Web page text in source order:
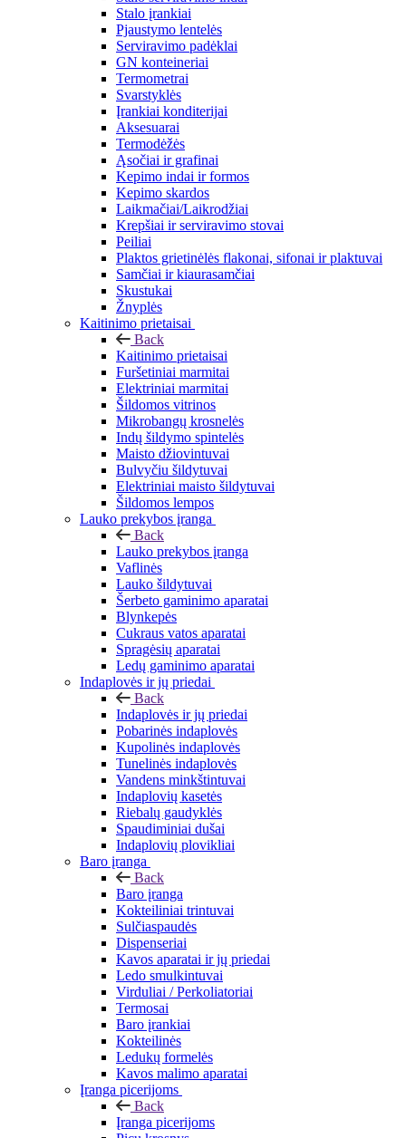
Stalo įrankiai
Pjaustymo lentelės
Serviravimo padėklai
GN konteineriai
Termometrai
Svarstyklės
Įrankiai konditerijai
Aksesuarai
Termodėžės
Ąsočiai ir grafinai
Kepimo indai ir formos
Kepimo skardos
Laikmačiai/Laikrodžiai
Krepšiai ir serviravimo stovai
Peiliai
Plaktos grietinėlės flakonai, sifonai ir plaktuvai
Samčiai ir kiaurasamčiai
Skustukai
Žnyplės
Kaitinimo prietaisai
Back
Kaitinimo prietaisai
Furšetiniai marmitai
Elektriniai marmitai
Šildomos vitrinos
Mikrobangų krosnelės
Indų šildymo spintelės
Maisto džiovintuvai
Bulvyčiu šildytuvai
Elektriniai maisto šildytuvai
Šildomos lempos
Lauko prekybos įranga
Back
Lauko prekybos įranga
Vaflinės
Lauko šildytuvai
Šerbeto gaminimo aparatai
Blynkepės
Cukraus vatos aparatai
Spragėsių aparatai
Ledų gaminimo aparatai
Indaplovės ir jų priedai
Back
Indaplovės ir jų priedai
Pobarinės indaplovės
Kupolinės indaplovės
Tunelinės indaplovės
Vandens minkštintuvai
Indaplovių kasetės
Riebalų gaudyklės
Spaudiminiai dušai
Indaplovių plovikliai
Baro įranga
Back
Baro įranga
Kokteiliniai trintuvai
Sulčiaspaudės
Dispenseriai
Kavos aparatai ir jų priedai
Ledo smulkintuvai
Virduliai / Perkoliatoriai
Termosai
Baro įrankiai
Kokteilinės
Ledukų formelės
Kavos malimo aparatai
Įranga picerijoms
Back
Įranga picerijoms